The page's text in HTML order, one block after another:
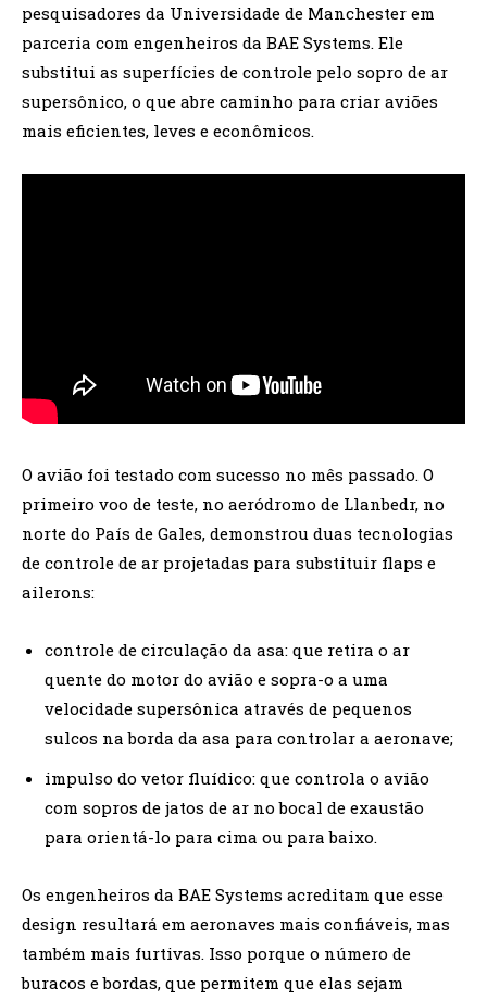
pesquisadores da Universidade de Manchester em
parceria com engenheiros da BAE Systems. Ele
substitui as superfícies de controle pelo sopro de ar
supersônico, o que abre caminho para criar aviões
mais eficientes, leves e econômicos.
O avião foi testado com sucesso no mês passado. O
primeiro voo de teste, no aeródromo de Llanbedr, no
norte do País de Gales, demonstrou duas tecnologias
de controle de ar projetadas para substituir flaps e
ailerons:
controle de circulação da asa: que retira o ar
quente do motor do avião e sopra-o a uma
velocidade supersônica através de pequenos
sulcos na borda da asa para controlar a aeronave;
impulso do vetor fluídico: que controla o avião
com sopros de jatos de ar no bocal de exaustão
para orientá-lo para cima ou para baixo.
Os engenheiros da BAE Systems acreditam que esse
design resultará em aeronaves mais confiáveis, mas
também mais furtivas. Isso porque o número de
buracos e bordas, que permitem que elas sejam